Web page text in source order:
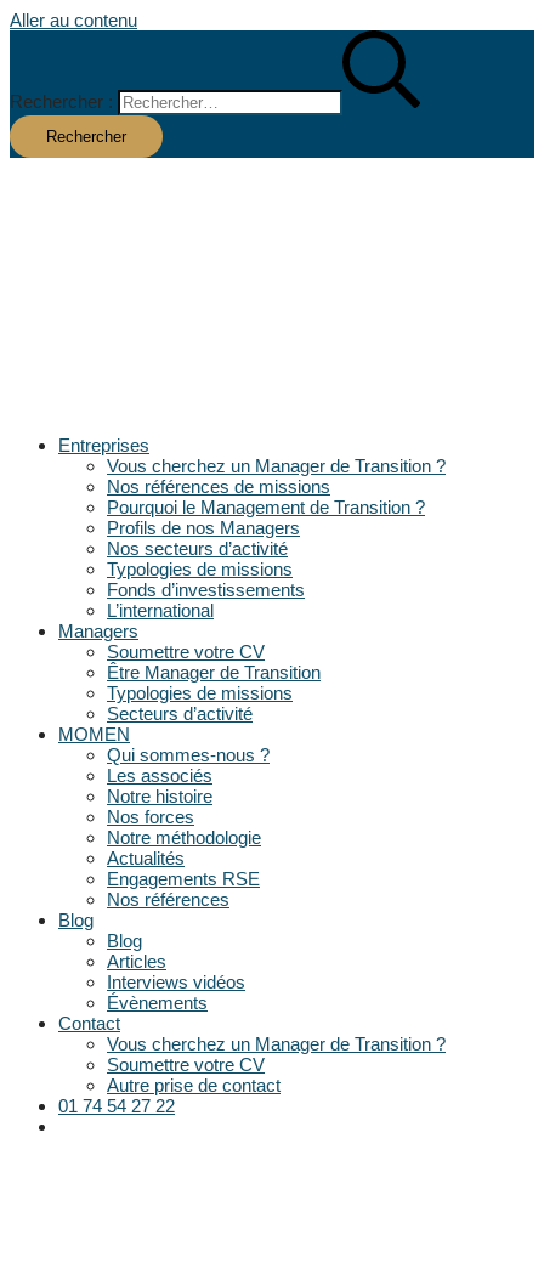
Aller au contenu
Rechercher :
Entreprises
Vous cherchez un Manager de Transition ?
Nos références de missions
Pourquoi le Management de Transition ?
Profils de nos Managers
Nos secteurs d’activité
Typologies de missions
Fonds d’investissements
L’international
Managers
Soumettre votre CV
Être Manager de Transition
Typologies de missions
Secteurs d’activité
MOMEN
Qui sommes-nous ?
Les associés
Notre histoire
Nos forces
Notre méthodologie
Actualités
Engagements RSE
Nos références
Blog
Blog
Articles
Interviews vidéos
Évènements
Contact
Vous cherchez un Manager de Transition ?
Soumettre votre CV
Autre prise de contact
01 74 54 27 22